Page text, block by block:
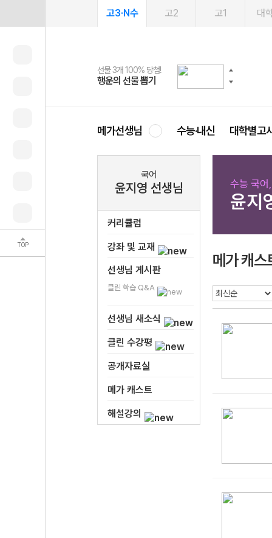
TOP
고3·N수 고2 고1 대
선물 3개 100% 당첨!
행운의 선물 뽑기
선물 100% 증정!
메가스터디 X 올리브
2027 러셀 단과
강사 공개선발
스마트러닝앱
설문 EVENT
메가패스
3일 무료 체험권
메가패스 수강생 무료혜택!
메가클럽 멤버십
사회공헌 캠페인
희망이룸 메가나눔
메가선생님 수능·내신 대학별고
국어
윤지영 선생님
커리큘럼
강좌 및 교재
선생님 게시판
클린 학습 Q&A
선생님 새소식
클린 수강평
공개자료실
메가 캐스트
해설강의
수능 국어
윤지
메가 캐스